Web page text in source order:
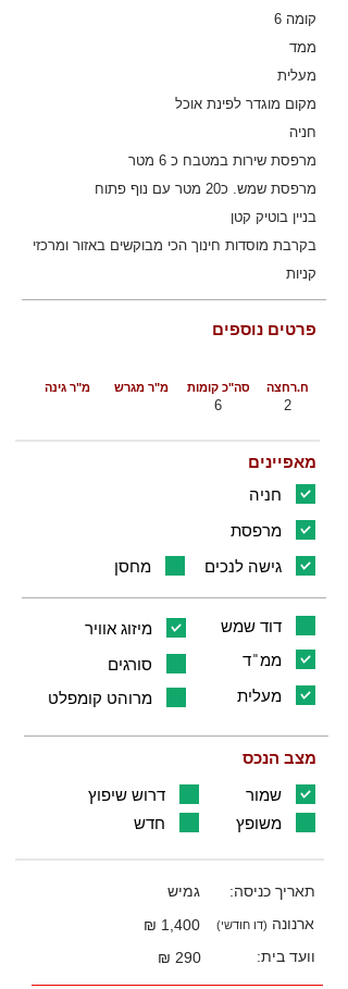
קומה 6
ממד
מעלית
מקום מוגדר לפינת אוכל
חניה
מרפסת שירות במטבח כ 6 מטר
מרפסת שמש. כ20 מטר עם נוף פתוח
בניין בוטיק קטן
בקרבת מוסדות חינוך הכי מבוקשים באזור ומרכזי
קניות
פרטים נוספים
סה"כ קומות מ"ר גינה מ"ר מגרש ח.רחצה
6 2
מאפיינים
חניה
מרפסת
מחסן
גישה לנכים
מיזוג אוויר
דוד שמש
סורגים
ממ"ד
מרוהט קומפלט
מעלית
מצב הנכס
דרוש שיפוץ
שמור
חדש
משופץ
גמיש
תאריך כניסה:
1,400 ₪
ארנונה (דו חודשי)
290 ₪ וועד בית: